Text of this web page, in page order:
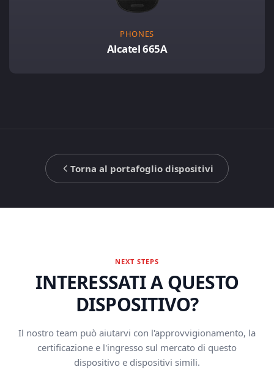
PHONES
Alcatel 665A
Torna al portafoglio dispositivi
NEXT STEPS
INTERESSATI A QUESTO
DISPOSITIVO?
Il nostro team può aiutarvi con l'approvvigionamento, la
certificazione e l'ingresso sul mercato di questo
dispositivo e dispositivi simili.